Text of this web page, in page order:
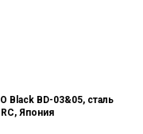
Black BD-03&05, сталь
Япония